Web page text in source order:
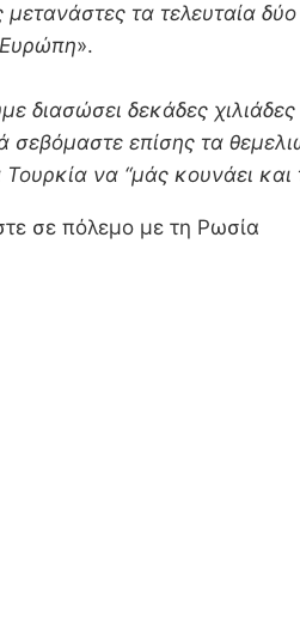
μετανάστες τα τελευταία
».
διασώσει δεκάδες
επίσης τα
να “μάς κουνάει και